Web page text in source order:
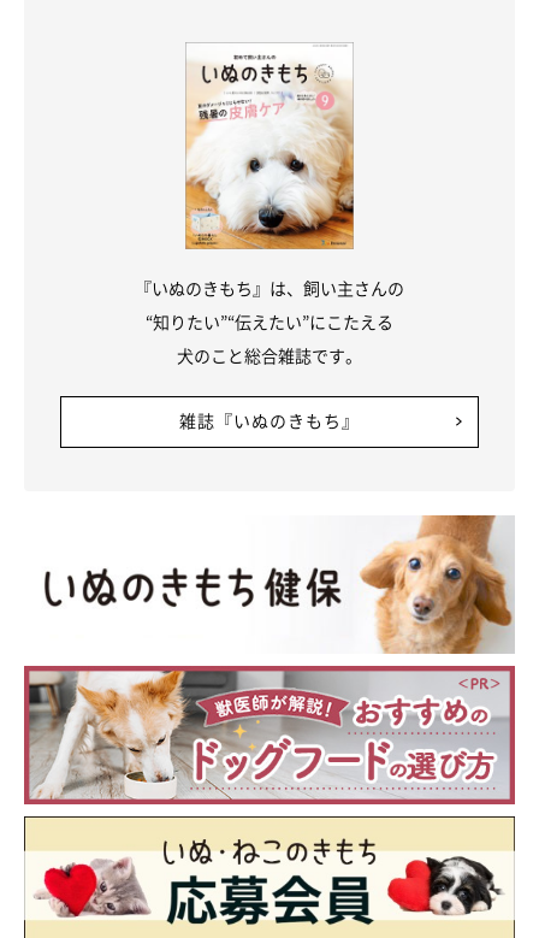
『いぬのきもち』は、飼い主さんの
“知りたい”“伝えたい”にこたえる
犬のこと総合雑誌です。
雑誌『いぬのきもち』